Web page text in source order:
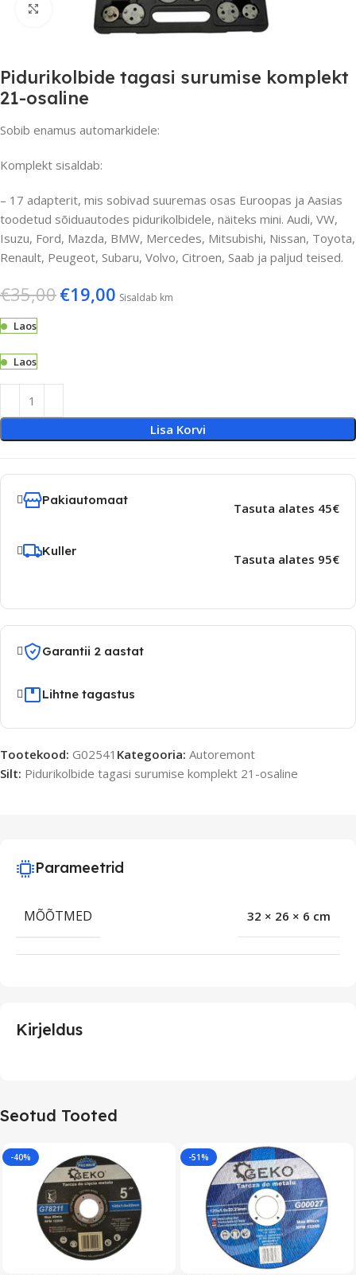
Suurenda
Pidurikolbide tagasi surumise komplekt
21-osaline
Sobib enamus automarkidele:
Komplekt sisaldab:
– 17 adapterit, mis sobivad suuremas osas Euroopas ja Aasias
toodetud sõiduautodes pidurikolbidele, näiteks mini. Audi, VW,
Isuzu, Ford, Mazda, BMW, Mercedes, Mitsubishi, Nissan, Toyota,
Renault, Peugeot, Subaru, Volvo, Citroen, Saab ja paljud teised.
€35,00€19,00 Sisaldab km
Laos
Laos
Lisa Korvi
Pakiautomaat
Tasuta alates 45€
Kuller
Tasuta alates 95€
Garantii 2 aastat
Lihtne tagastus
Tootekood: G02541 Kategooria: Autoremont
Silt: Pidurikolbide tagasi surumise komplekt 21-osaline
Kirjeldus
Parameetrid
MÕÕTMED 32 × 26 × 6 cm
Seotud Tooted
-40% -51%